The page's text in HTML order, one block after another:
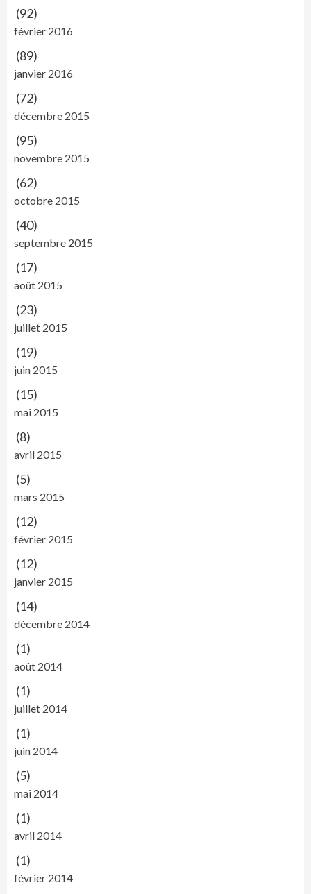
(92)
février 2016
(89)
janvier 2016
(72)
décembre 2015
(95)
novembre 2015
(62)
octobre 2015
(40)
septembre 2015
(17)
août 2015
(23)
juillet 2015
(19)
juin 2015
(15)
mai 2015
(8)
avril 2015
(5)
mars 2015
(12)
février 2015
(12)
janvier 2015
(14)
décembre 2014
(1)
août 2014
(1)
juillet 2014
(1)
juin 2014
(5)
mai 2014
(1)
avril 2014
(1)
février 2014